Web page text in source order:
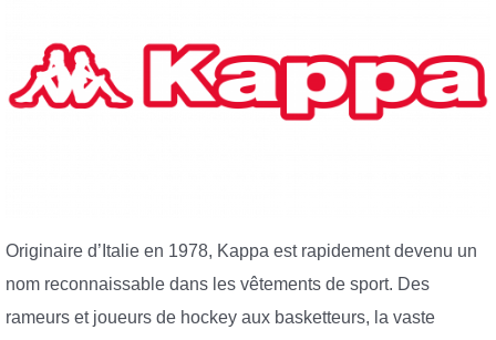
Originaire d’Italie en 1978, Kappa est rapidement devenu un
nom reconnaissable dans les vêtements de sport. Des
rameurs et joueurs de hockey aux basketteurs, la vaste